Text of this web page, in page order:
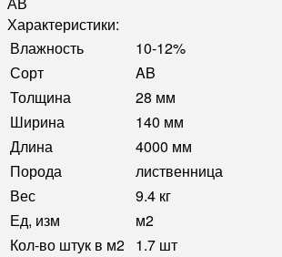
Характеристики:
Влажность
10-12%
Сорт
AB
Толщина
28 мм
Ширина
140 мм
Длина
4000 мм
Порода
лиственница
Вес
9.4 кг
Ед, изм
м2
Кол-во штук в м2 1.7 шт